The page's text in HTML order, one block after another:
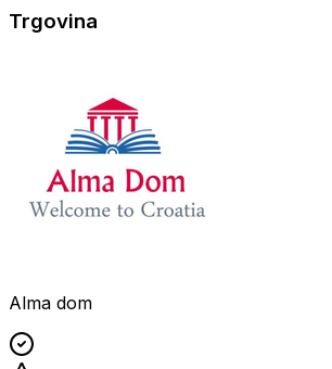
Trgovina
Alma dom